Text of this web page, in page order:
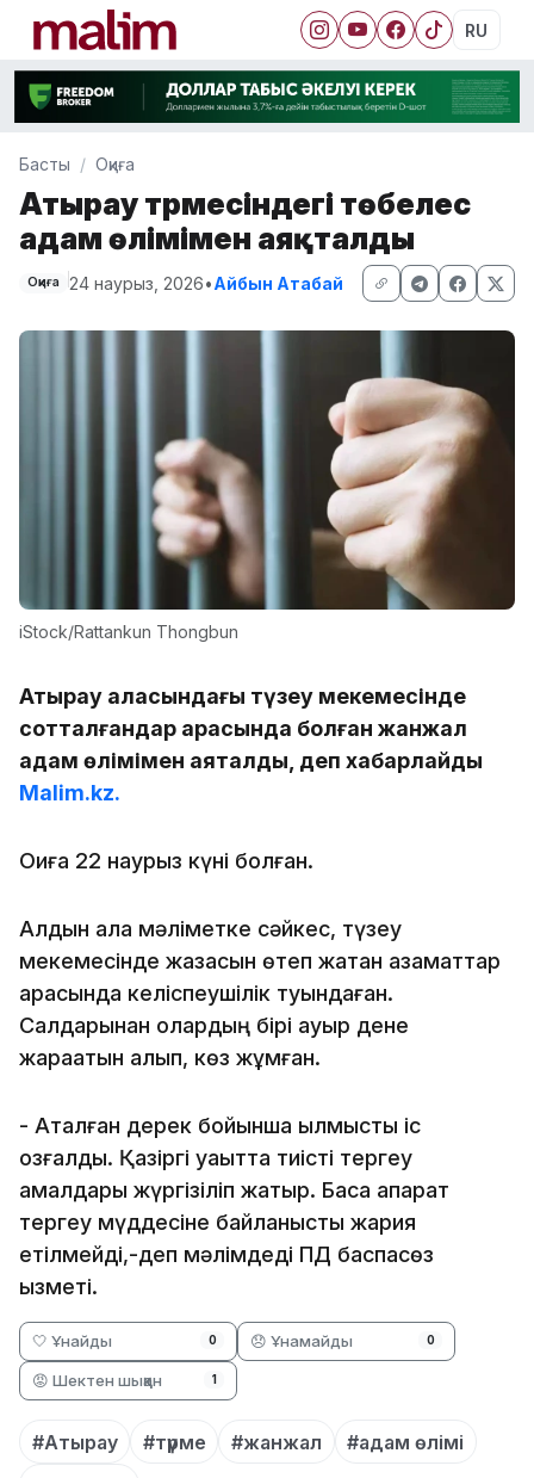
RU
Басты Оқиға
Атырау түрмесіндегі төбелес
адам өлімімен аяқталды
Оқиға 24 наурыз, 2026•Айбын Атабай
iStock/Rattankun Thongbun
Атырау қаласындағы түзеу мекемесінде
сотталғандар арасында болған жанжал
адам өлімімен аяқталды, деп хабарлайды
Malim.kz.
Оқиға 22 наурыз күні болған.
Алдын ала мәліметке сәйкес, түзеу
мекемесінде жазасын өтеп жатқан азаматтар
арасында келіспеушілік туындаған.
Салдарынан олардың бірі ауыр дене
жарақатын алып, көз жұмған.
- Аталған дерек бойынша қылмыстық іс
қозғалды. Қазіргі уақытта тиісті тергеу
амалдары жүргізіліп жатыр. Басқа ақпарат
тергеу мүддесіне байланысты жария
етілмейді,-деп мәлімдеді ПД баспасөз
қызметі.
🤍 Ұнайды 0 😞 Ұнамайды 0
😡 Шектен шыққан 1
#Атырау #түрме #жанжал
#адам өлімі